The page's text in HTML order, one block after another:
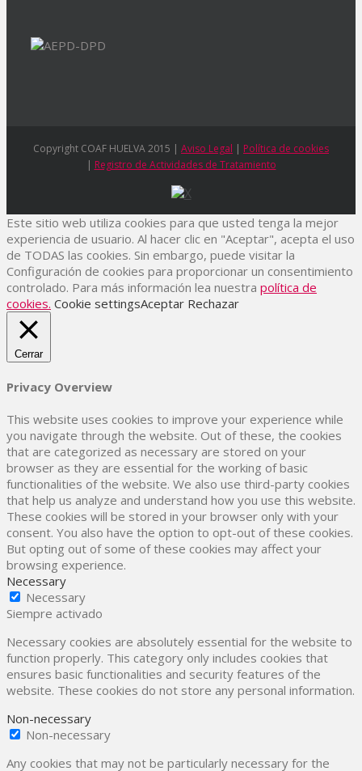
Copyright COAF HUELVA 2015 | Aviso Legal | Política de cookies
| Registro de Actividades de Tratamiento
Este sitio web utiliza cookies para que usted tenga la mejor
experiencia de usuario. Al hacer clic en "Aceptar", acepta el uso
de TODAS las cookies. Sin embargo, puede visitar la
Configuración de cookies para proporcionar un consentimiento
controlado. Para más información lea nuestra política de
cookies. Cookie settingsAceptar Rechazar
Cerrar
Privacy Overview
This website uses cookies to improve your experience while
you navigate through the website. Out of these, the cookies
that are categorized as necessary are stored on your
browser as they are essential for the working of basic
functionalities of the website. We also use third-party cookies
that help us analyze and understand how you use this website.
These cookies will be stored in your browser only with your
consent. You also have the option to opt-out of these cookies.
But opting out of some of these cookies may affect your
browsing experience.
Necessary
Necessary
Siempre activado
Necessary cookies are absolutely essential for the website to
function properly. This category only includes cookies that
ensures basic functionalities and security features of the
website. These cookies do not store any personal information.
Non-necessary
Non-necessary
Any cookies that may not be particularly necessary for the